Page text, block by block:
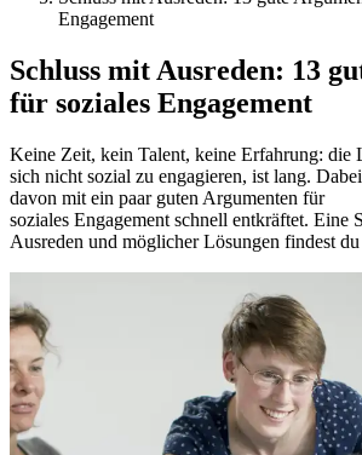
Engagement
Schluss mit Ausreden: 13
für soziales Engagement
Keine Zeit, kein Talent, keine Erfahrung: die
sich nicht sozial zu engagieren, ist lang.
davon mit ein paar guten Argumenten für
soziales Engagement schnell entkräftet. Eine
Ausreden und möglicher Lösungen findest du